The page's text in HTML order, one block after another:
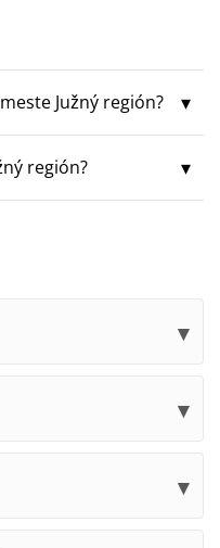
Južný región?
región?